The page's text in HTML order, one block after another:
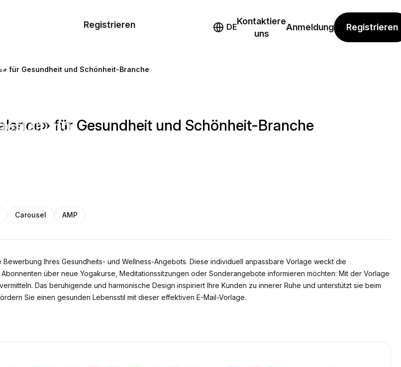
Registrieren DE
Kontaktiere
uns
Anmeldung Registrieren
für Gesundheit und Schönheit-Branche
für Gesundheit und Schönheit-Branche
Carousel AMP
Ihres Gesundheits- und Wellness-Angebots. Diese individuell anpassbare Vorlage weckt die
über neue Yogakurse, Meditationssitzungen oder Sonderangebote informieren möchten: Mit der Vorlage
Das beruhigende und harmonische Design inspiriert Ihre Kunden zu innerer Ruhe und unterstützt sie beim
Sie einen gesunden Lebensstil mit dieser effektiven E-Mail-Vorlage.